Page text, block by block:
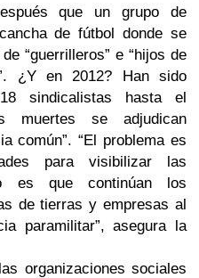
que un grupo de
de fútbol donde se
“guerrilleros” e “hijos de
¿Y en 2012? Han sido
sindicalistas hasta el
muertes se adjudican
común”. “El problema es
para visibilizar las
es que continúan los
de tierras y empresas al
paramilitar”, asegura la
organizaciones sociales